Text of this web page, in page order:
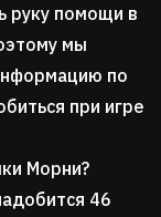
руку помощи в
мы
по
при игре
Морни?
46